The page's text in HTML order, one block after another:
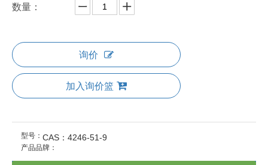
数量：
询价
加入询价篮
型号： CAS：4246-51-9
产品品牌：